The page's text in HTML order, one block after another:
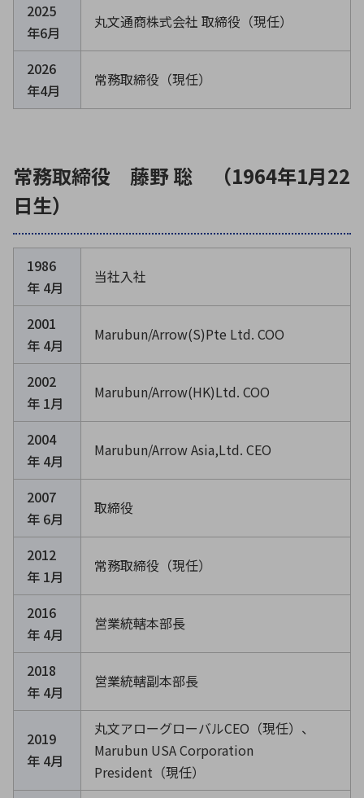
2025
年6月
丸文通商株式会社 取締役（現任）
2026
年4月
常務取締役（現任）
常務取締役 藤野 聡 （1964年1月22
日生）
1986
年 4月
当社入社
2001
年 4月
Marubun/Arrow(S)Pte Ltd. COO
2002
年 1月
Marubun/Arrow(HK)Ltd. COO
2004
年 4月
Marubun/Arrow Asia,Ltd. CEO
2007
年 6月
取締役
2012
年 1月
常務取締役（現任）
2016
年 4月
営業統轄本部長
2018
年 4月
営業統轄副本部長
2019
年 4月
丸文アローグローバルCEO（現任）、
Marubun USA Corporation
President（現任）